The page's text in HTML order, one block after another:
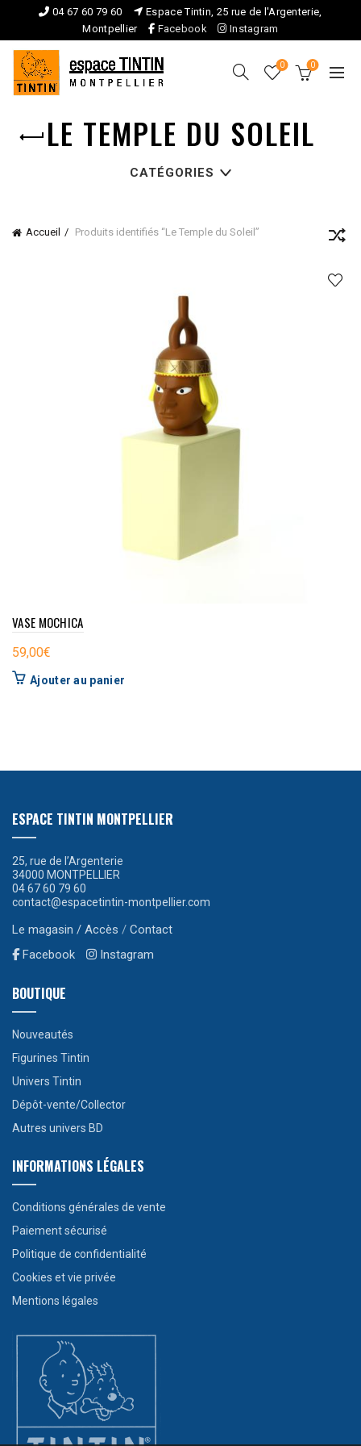
04 67 60 79 60
Espace Tintin, 25 rue de l'Argenterie,
Montpellier
Facebook Instagram
0 0
LE TEMPLE DU SOLEIL
CATÉGORIES
Accueil Produits identifiés “Le Temple du Soleil”
VASE MOCHICA
59,00€
Ajouter au panier
ESPACE TINTIN MONTPELLIER
25, rue de l’Argenterie
34000 MONTPELLIER
04 67 60 79 60
contact@espacetintin-montpellier.com
Le magasin / Accès / Contact
Facebook
Instagram
BOUTIQUE
Nouveautés
Figurines Tintin
Univers Tintin
Dépôt-vente/Collector
Autres univers BD
INFORMATIONS LÉGALES
Conditions générales de vente
Paiement sécurisé
Politique de confidentialité
Cookies et vie privée
Mentions légales